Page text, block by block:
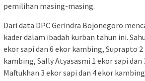
pemilihan masing-masing.
Dari data DPC Gerindra Bojonegoro
kader dalam ibadah kurban tahun ini.
ekor sapi dan 6 ekor kambing, Suprapto
kambing, Sally Atyasasmi 1 ekor sapi
Maftukhan 3 ekor sapi dan 4 ekor